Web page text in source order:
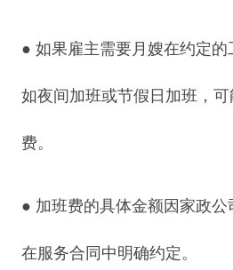
● 如果雇主需要月嫂在约定的
如夜间加班或节假日加班，
费。
● 加班费的具体金额因家政
在服务合同中明确约定。